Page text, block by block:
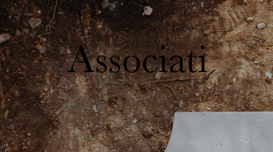
Associati